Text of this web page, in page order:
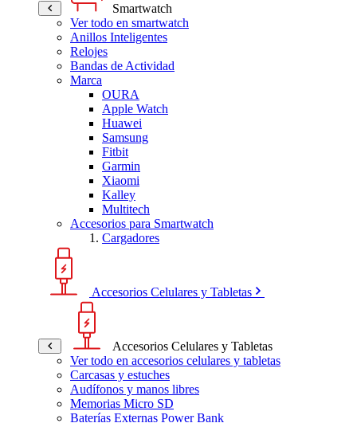
Smartwatch
Ver todo en smartwatch
Anillos Inteligentes
Relojes
Bandas de Actividad
Marca
OURA
Apple Watch
Huawei
Samsung
Fitbit
Garmin
Xiaomi
Kalley
Multitech
Accesorios para Smartwatch
Cargadores
Accesorios Celulares y Tabletas
Accesorios Celulares y Tabletas
Ver todo en accesorios celulares y tabletas
Carcasas y estuches
Audífonos y manos libres
Memorias Micro SD
Baterías Externas Power Bank